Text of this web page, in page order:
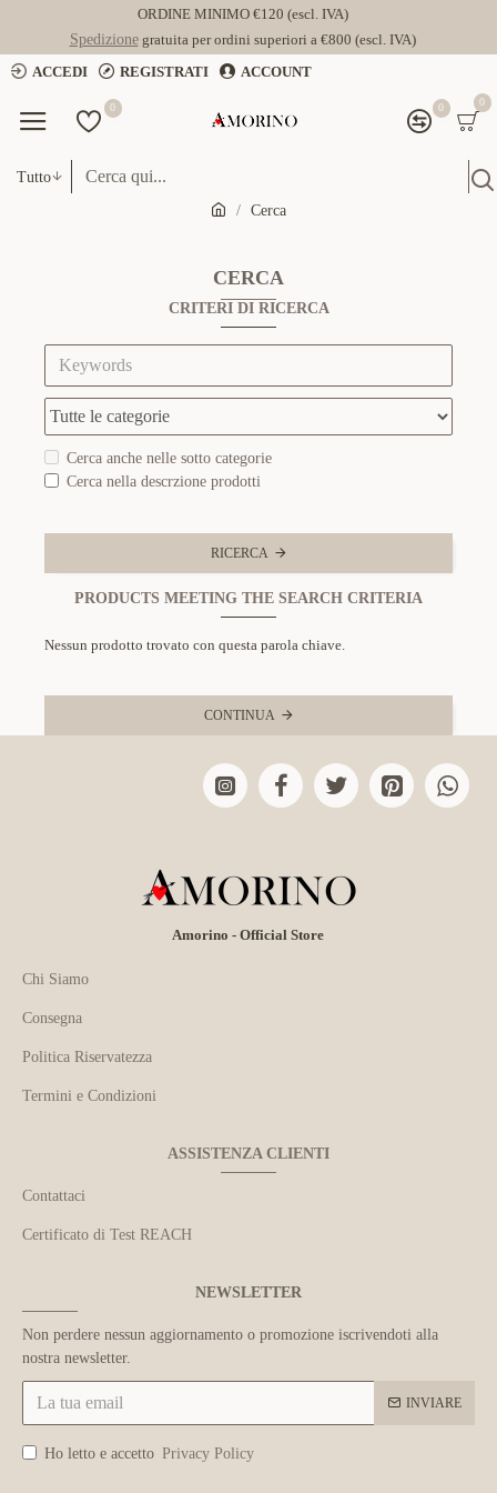
ORDINE MINIMO €120 (escl. IVA)
Spedizionegratuita per ordini superiori a €800 (escl. IVA)
ACCEDI
REGISTRATI ACCOUNT
0 0 0
Tutto
Cerca
CERCA
CRITERI DI RICERCA
Cerca anche nelle sotto categorie
Cerca nella descrzione prodotti
RICERCA
PRODUCTS MEETING THE SEARCH CRITERIA
Nessun prodotto trovato con questa parola chiave.
CONTINUA
Amorino - Official Store
Chi Siamo
Consegna
Politica Riservatezza
Termini e Condizioni
ASSISTENZA CLIENTI
Contattaci
Certificato di Test REACH
NEWSLETTER
Non perdere nessun aggiornamento o promozione iscrivendoti alla
nostra newsletter.
INVIARE
Ho letto e accetto Privacy Policy